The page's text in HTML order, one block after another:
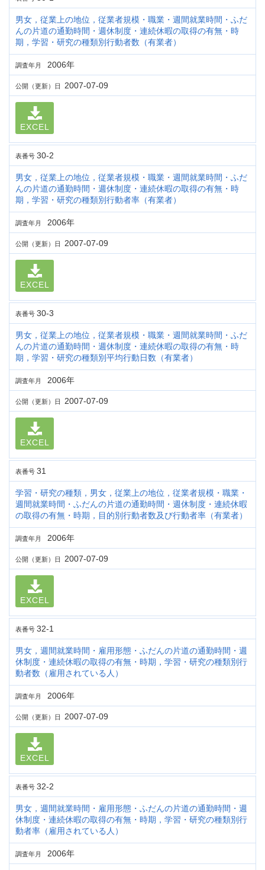
男女，従業上の地位，従業者規模・職業・週間就業時間・ふだ
んの片道の通勤時間・週休制度・連続休暇の取得の有無・時
期，学習・研究の種類別行動者数（有業者）
調査年月 2006年
公開（更新）日 2007-07-09
EXCEL
表番号 30-2
男女，従業上の地位，従業者規模・職業・週間就業時間・ふだ
んの片道の通勤時間・週休制度・連続休暇の取得の有無・時
期，学習・研究の種類別行動者率（有業者）
調査年月 2006年
公開（更新）日 2007-07-09
EXCEL
表番号 30-3
男女，従業上の地位，従業者規模・職業・週間就業時間・ふだ
んの片道の通勤時間・週休制度・連続休暇の取得の有無・時
期，学習・研究の種類別平均行動日数（有業者）
調査年月 2006年
公開（更新）日 2007-07-09
EXCEL
表番号 31
学習・研究の種類，男女，従業上の地位，従業者規模・職業・
週間就業時間・ふだんの片道の通勤時間・週休制度・連続休暇
の取得の有無・時期，目的別行動者数及び行動者率（有業者）
調査年月 2006年
公開（更新）日 2007-07-09
EXCEL
表番号 32-1
男女，週間就業時間・雇用形態・ふだんの片道の通勤時間・週
休制度・連続休暇の取得の有無・時期，学習・研究の種類別行
動者数（雇用されている人）
調査年月 2006年
公開（更新）日 2007-07-09
EXCEL
表番号 32-2
男女，週間就業時間・雇用形態・ふだんの片道の通勤時間・週
休制度・連続休暇の取得の有無・時期，学習・研究の種類別行
動者率（雇用されている人）
調査年月 2006年